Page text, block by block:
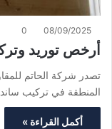
08/09/2025
0
أرخص توريد
تصدر شركة الحاتم
المنطقة في تركيب
أكمل القراءة »